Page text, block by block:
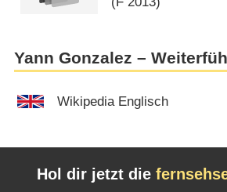
Yann Gonzalez –
Wikipedia Englisch
Hol dir jetzt die